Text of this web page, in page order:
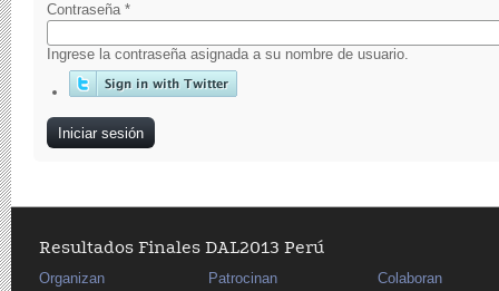
Contraseña *
Ingrese la contraseña asignada a su nombre de usuario.
Resultados Finales DAL2013 Perú
Organizan
Patrocinan
Colaboran